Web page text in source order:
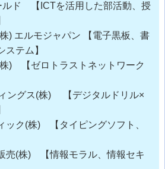
ド 【ICTを活用した部活動、授
) エルモジャパン 【電子黒板、書
テム】
) 【ゼロトラストネットワーク
ングス(株) 【デジタルドリル×
ック(株) 【タイピングソフト、
売(株) 【情報モラル、情報セキ